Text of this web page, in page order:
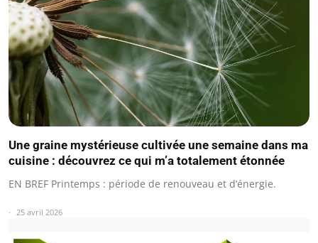
Une graine mystérieuse cultivée une semaine dans ma
cuisine : découvrez ce qui m’a totalement étonnée
EN BREF Printemps : période de renouveau et d’énergie.
25 avril 2026